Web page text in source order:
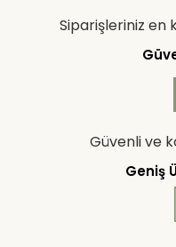
Siparişleriniz en
Güvenli ve
Geniş